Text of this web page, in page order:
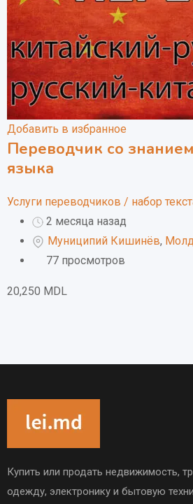
Добавить в избранное
Переводчик со
языка
Услуги переводчиков / набор
2 месяца назад
Муниципий Кишинёв,
77 просмотров
20,250 MDL
Купить или продать недвижимость,
одежду, электронику и бытовую